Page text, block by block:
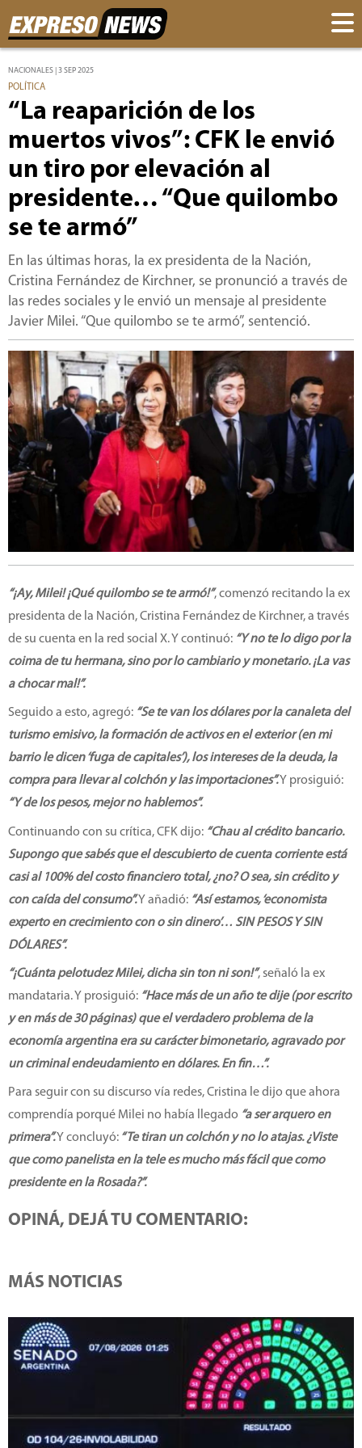
NACIONALES | 3 SEP 2025
POLÍTICA
“La reaparición de los
muertos vivos”: CFK le envió
un tiro por elevación al
presidente… “Que quilombo
se te armó”
En las últimas horas, la ex presidenta de la Nación,
Cristina Fernández de Kirchner, se pronunció a través de
las redes sociales y le envió un mensaje al presidente
Javier Milei. “Que quilombo se te armó”, sentenció.
“¡Ay, Milei! ¡Qué quilombo se te armó!”, comenzó recitando la ex
presidenta de la Nación, Cristina Fernández de Kirchner, a través
de su cuenta en la red social X. Y continuó: “Y no te lo digo por la
coima de tu hermana, sino por lo cambiario y monetario. ¡La vas
a chocar mal!”.
Seguido a esto, agregó: “Se te van los dólares por la canaleta del
turismo emisivo, la formación de activos en el exterior (en mi
barrio le dicen ‘fuga de capitales’), los intereses de la deuda, la
compra para llevar al colchón y las importaciones”.Y prosiguió:
“Y de los pesos, mejor no hablemos”.
Continuando con su crítica, CFK dijo: “Chau al crédito bancario.
Supongo que sabés que el descubierto de cuenta corriente está
casi al 100% del costo financiero total, ¿no? O sea, sin crédito y
con caída del consumo”.Y añadió: “Así estamos, ‘economista
experto en crecimiento con o sin dinero’… SIN PESOS Y SIN
DÓLARES”.
“¡Cuánta pelotudez Milei, dicha sin ton ni son!”, señaló la ex
mandataria. Y prosiguió: “Hace más de un año te dije (por escrito
y en más de 30 páginas) que el verdadero problema de la
economía argentina era su carácter bimonetario, agravado por
un criminal endeudamiento en dólares. En fin…”.
Para seguir con su discurso vía redes, Cristina le dijo que ahora
comprendía porqué Milei no había llegado “a ser arquero en
primera”.Y concluyó: “Te tiran un colchón y no lo atajas. ¿Viste
que como panelista en la tele es mucho más fácil que como
presidente en la Rosada?”.
OPINÁ, DEJÁ TU COMENTARIO:
MÁS NOTICIAS